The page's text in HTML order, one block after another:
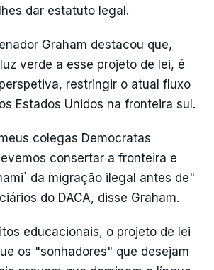
dar estatuto legal.
Graham destacou que,
verde a esse projeto de lei, é
restringir o atual fluxo
Estados Unidos na fronteira sul.
colegas Democratas
consertar a fronteira e
da migração ilegal antes de"
do DACA, disse Graham.
educacionais, o projeto de lei
os "sonhadores" que desejam